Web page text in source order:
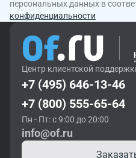
персональных данных в
конфиденциальности
Центр клиентской
+7 (495) 646-13-46
+7 (800) 555-65-64
Пн - Пт: с 9:00 до 20:00
info@of.ru